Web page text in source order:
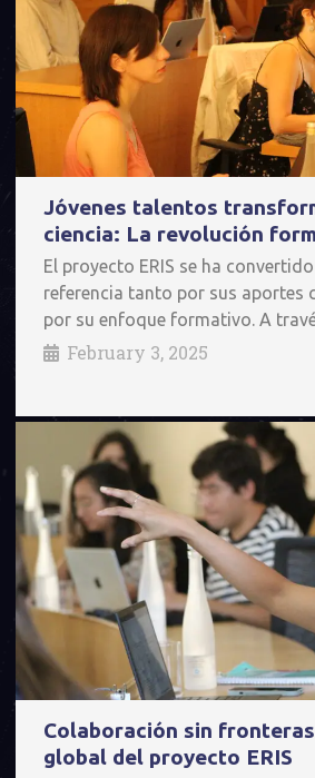
Jóvenes talentos
ciencia: La revolución
El proyecto ERIS se ha
referencia tanto por sus aportes
por su enfoque formativo. A
February 3, 2025
Colaboración sin
global del proyecto ERIS